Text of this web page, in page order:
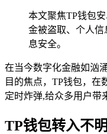
本文聚焦TP钱包
金被盗取、个人
息安全。
在当今数字化金融如汹
目的焦点，TP钱包，
定时炸弹,给众多用户带
TP钱包转入不